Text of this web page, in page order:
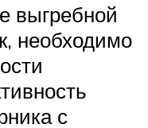
выгребной
необходимо
с